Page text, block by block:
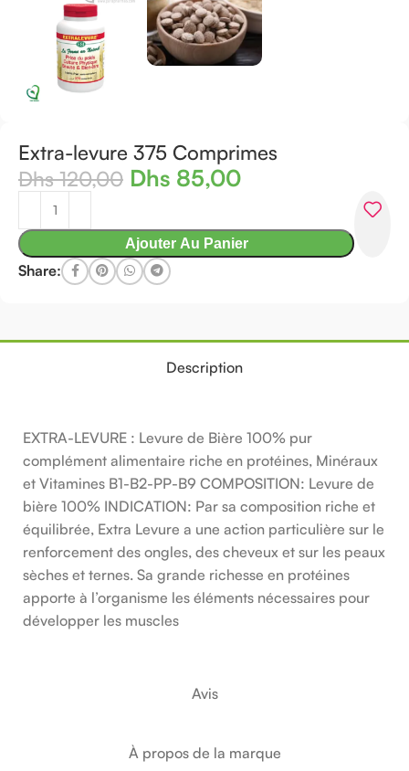
Extra-levure 375 Comprimes
Dhs120,00 Dhs 85,00
Ajouter Au Panier
Share:
Description
Avis
À propos de la marque
EXTRA-LEVURE : Levure de Bière 100% pur
complément alimentaire riche en protéines, Minéraux
et Vitamines B1-B2-PP-B9 COMPOSITION: Levure de
bière 100% INDICATION: Par sa composition riche et
équilibrée, Extra Levure a une action particulière sur le
renforcement des ongles, des cheveux et sur les peaux
sèches et ternes. Sa grande richesse en protéines
apporte à l’organisme les éléments nécessaires pour
développer les muscles